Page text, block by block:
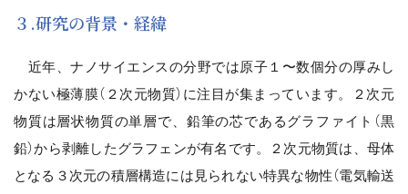
３.研究の背景・経緯
近年、ナノサイエンスの分野では原子１〜数個分の厚みし
かない極薄膜（２次元物質）に注目が集まっています。２次元
物質は層状物質の単層で、鉛筆の芯であるグラファイト（黒
鉛）から剥離したグラフェンが有名です。２次元物質は、母体
となる３次元の積層構造には見られない特異な物性（電気輸送